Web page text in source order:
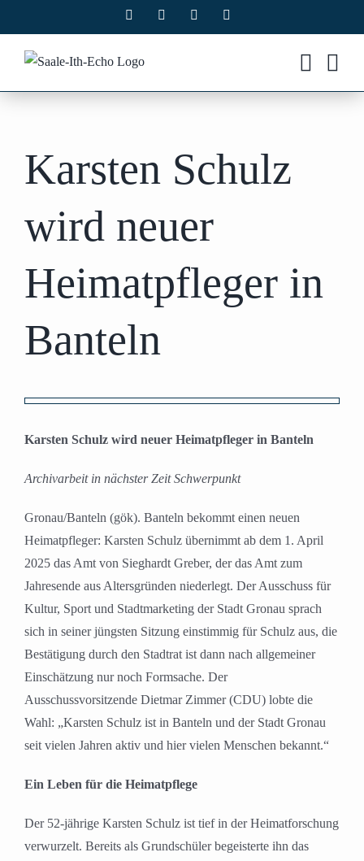
Inhalt
springen
Facebook Instagram
Karsten Schulz
wird neuer
Heimatpfleger in
Banteln
grösseres
Karsten Schulz wird neuer Heimatpfleger in Banteln
Archivarbeit in nächster Zeit Schwerpunkt
Gronau/Banteln (gök). Banteln bekommt einen neuen
Heimatpfleger: Karsten Schulz übernimmt ab dem 1. April
2025 das Amt von Sieghardt Greber, der das Amt zum
Jahresende aus Altersgründen niederlegt. Der Ausschuss für
Kultur, Sport und Stadtmarketing der Stadt Gronau sprach
sich in seiner jüngsten Sitzung einstimmig für Schulz aus, die
Bestätigung durch den Stadtrat ist dann nach allgemeiner
Einschätzung nur noch Formsache. Der
Ausschussvorsitzende Dietmar Zimmer (CDU) lobte die
Wahl: „Karsten Schulz ist in Banteln und der Stadt Gronau
seit vielen Jahren aktiv und hier vielen Menschen bekannt.“
Ein Leben für die Heimatpflege
Der 52-jährige Karsten Schulz ist tief in der Heimatforschung
verwurzelt. Bereits als Grundschüler begeisterte ihn das